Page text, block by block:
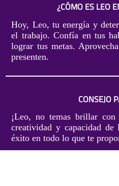
¿CÓMO ES LEO
Hoy, Leo, tu energía y
el trabajo. Confía en tus
lograr tus metas.
presenten.
CONSEJO
¡Leo, no temas brillar
creatividad y capacidad de
éxito en todo lo que te